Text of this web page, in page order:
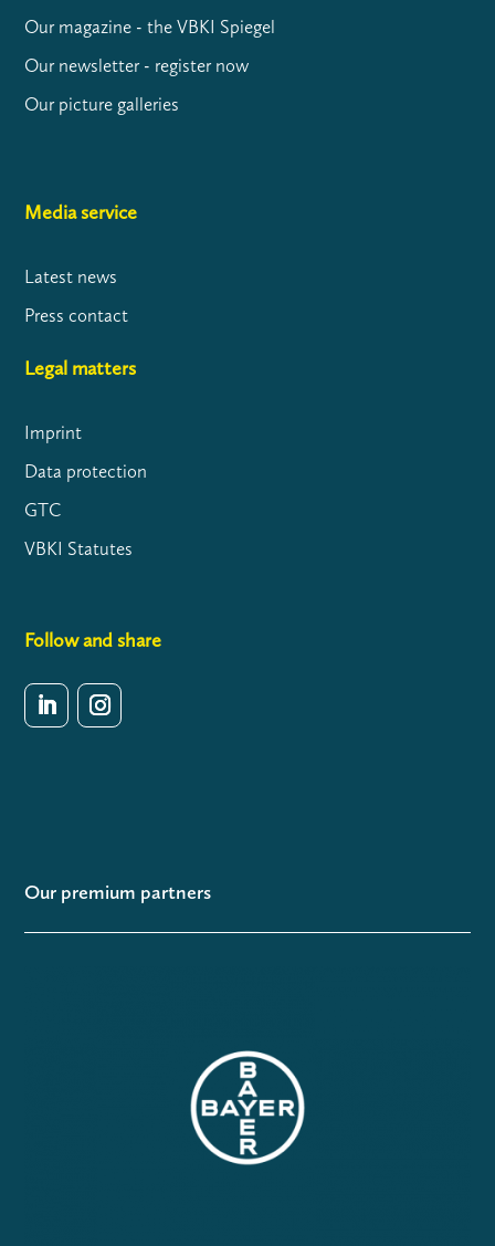
Our magazine - the VBKI Spiegel
Our newsletter - register now
Our picture galleries
Media service
Latest news
Press contact
Legal matters
Imprint
Data protection
GTC
VBKI Statutes
Follow and share
Our premium partners